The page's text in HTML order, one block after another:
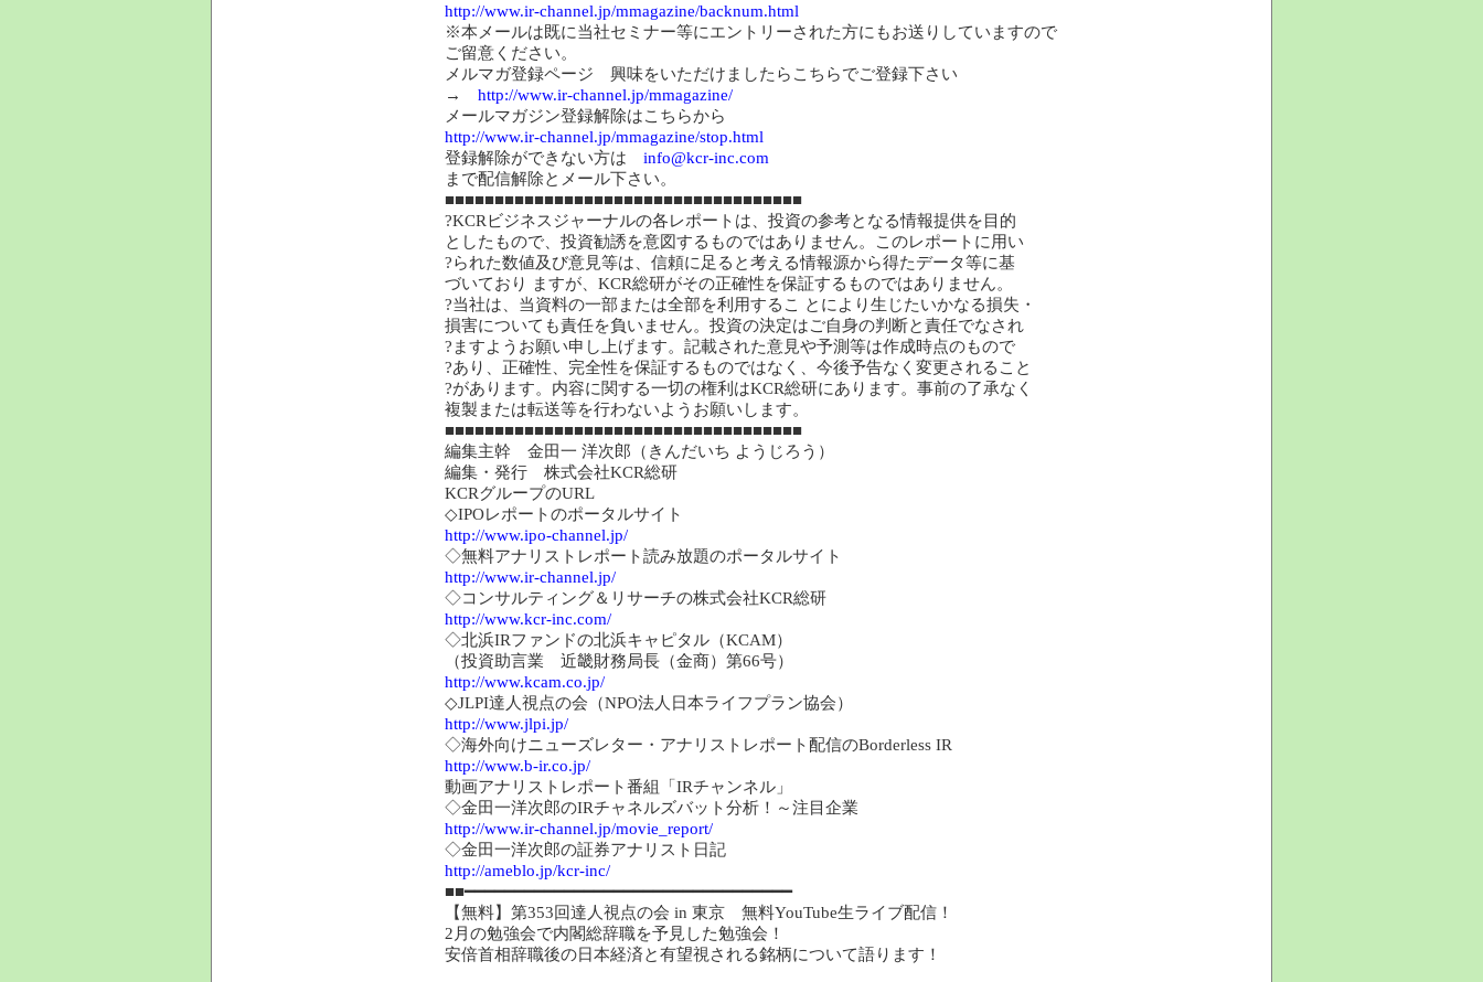
http://www.ir-channel.jp/mmagazine/backnum.html
※本メールは既に当社セミナー等にエントリーされた方にもお送りしていますので
ご留意ください。
メルマガ登録ページ 興味をいただけましたらこちらでご登録下さい
→ http://www.ir-channel.jp/mmagazine/
メールマガジン登録解除はこちらから
http://www.ir-channel.jp/mmagazine/stop.html
登録解除ができない方は info@kcr-inc.com
まで配信解除とメール下さい。
■■■■■■■■■■■■■■■■■■■■■■■■■■■■■■■■■■■■
?KCRビジネスジャーナルの各レポートは、投資の参考となる情報提供を目的
としたもので、投資勧誘を意図するものではありません。このレポートに用い
?られた数値及び意見等は、信頼に足ると考える情報源から得たデータ等に基
づいており ますが、KCR総研がその正確性を保証するものではありません。
?当社は、当資料の一部または全部を利用するこ とにより生じたいかなる損失・
損害についても責任を負いません。投資の決定はご自身の判断と責任でなされ
?ますようお願い申し上げます。記載された意見や予測等は作成時点のもので
?あり、正確性、完全性を保証するものではなく、今後予告なく変更されること
?があります。内容に関する一切の権利はKCR総研にあります。事前の了承なく
複製または転送等を行わないようお願いします。
■■■■■■■■■■■■■■■■■■■■■■■■■■■■■■■■■■■■
編集主幹 金田一 洋次郎（きんだいち ようじろう）
編集・発行 株式会社KCR総研
KCRグループのURL
◇IPOレポートのポータルサイト
http://www.ipo-channel.jp/
◇無料アナリストレポート読み放題のポータルサイト
http://www.ir-channel.jp/
◇コンサルティング＆リサーチの株式会社KCR総研
http://www.kcr-inc.com/
◇北浜IRファンドの北浜キャピタル（KCAM）
（投資助言業 近畿財務局長（金商）第66号）
http://www.kcam.co.jp/
◇JLPI達人視点の会（NPO法人日本ライフプラン協会）
http://www.jlpi.jp/
◇海外向けニューズレター・アナリストレポート配信のBorderless IR
http://www.b-ir.co.jp/
動画アナリストレポート番組「IRチャンネル」
◇金田一洋次郎のIRチャネルズバット分析！～注目企業
http://www.ir-channel.jp/movie_report/
◇金田一洋次郎の証券アナリスト日記
http://ameblo.jp/kcr-inc/
■■━━━━━━━━━━━━━━━━━━━━━━━━━━━━━━━━━
【無料】第353回達人視点の会 in 東京 無料YouTube生ライブ配信！
2月の勉強会で内閣総辞職を予見した勉強会！
安倍首相辞職後の日本経済と有望視される銘柄について語ります！